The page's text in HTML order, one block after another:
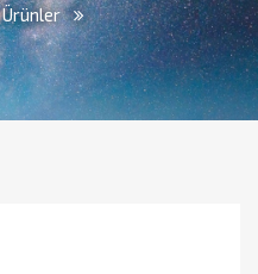
Ürünler